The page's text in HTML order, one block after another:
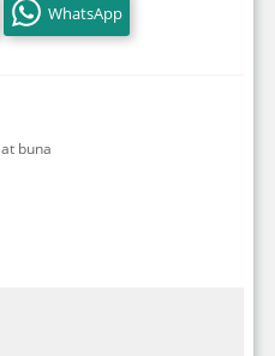
WhatsApp
buna